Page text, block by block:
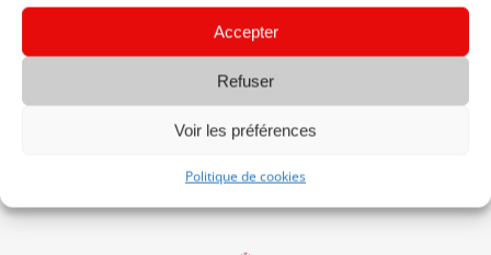
Accepter
Refuser
Voir les préférences
Politique de cookies
Read More